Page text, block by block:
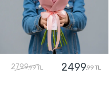
2799,99 TL 2499,99 TL